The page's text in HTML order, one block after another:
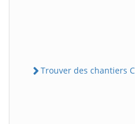
Trouver des chantiers